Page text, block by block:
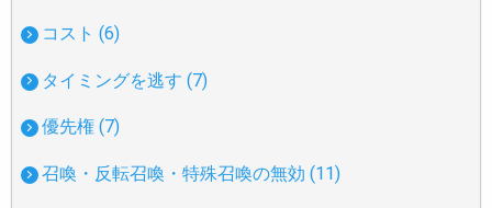
コスト (6)
タイミングを逃す (7)
優先権 (7)
召喚・反転召喚・特殊召喚の無効 (11)